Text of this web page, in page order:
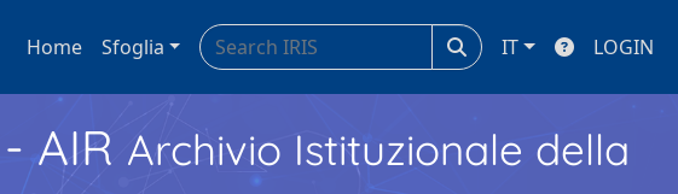
Home Sfoglia IT LOGIN
- AIR Archivio Istituzionale della